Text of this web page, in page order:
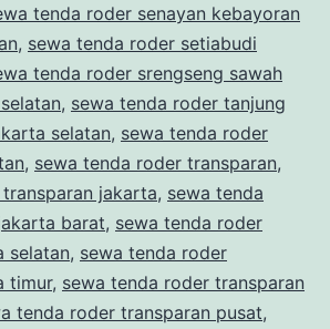
tenda roder senayan kebayoran
, sewa tenda roder setiabudi
tenda roder srengseng sawah
, sewa tenda roder tanjung
selatan, sewa tenda roder
, sewa tenda roder transparan,
jakarta, sewa tenda
barat, sewa tenda roder
selatan, sewa tenda roder
timur, sewa tenda roder transparan
tenda roder transparan pusat,